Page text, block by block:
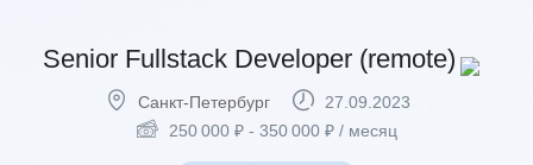
Senior Fullstack Developer (remote)
Санкт-Петербург
27.09.2023
250 000 ₽- 350 000 ₽/ месяц